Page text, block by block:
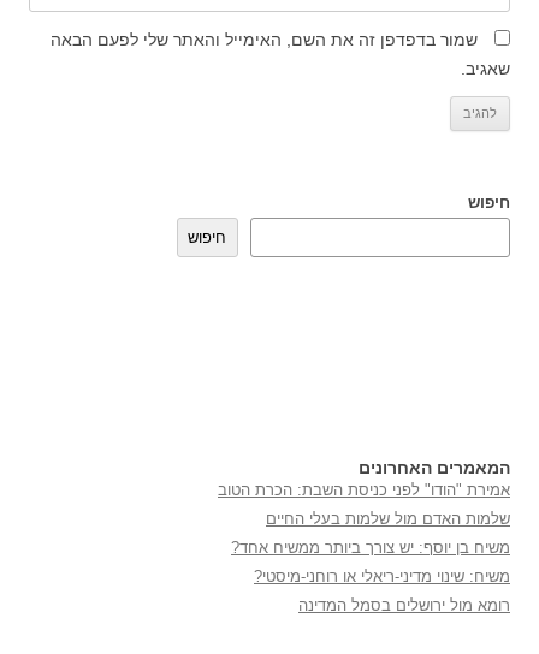
שמור בדפדפן זה את השם, האימייל והאתר שלי לפעם הבאה
שאגיב.
חיפוש
חיפוש
המאמרים האחרונים
אמירת "הודו" לפני כניסת השבת: הכרת הטוב
שלמות האדם מול שלמות בעלי החיים
משיח בן יוסף: יש צורך ביותר ממשיח אחד?
משיח: שינוי מדיני-ריאלי או רוחני-מיסטי?
רומא מול ירושלים בסמל המדינה